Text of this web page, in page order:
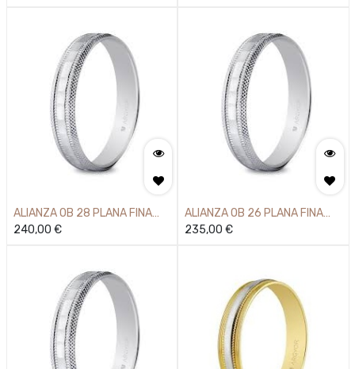
ALIANZA OB 28 PLANA FINA
750MM
240,00 €
ALIANZA OB 26 PLANA FINA
750MM
235,00 €